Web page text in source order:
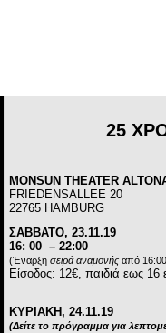
25
MONSUN THEATER
FRIEDENSALLEE 20
22765 HAMBURG
ΣΑΒΒΑΤΟ, 23.11.19
16: 00 – 22:00
(Έναρξησειρά αναμονής από
Είσοδος: 12€, παιδιά εως 16
ΚΥΡΙΑΚΗ, 24.11.19
(Δείτε το πρόγραμμα για